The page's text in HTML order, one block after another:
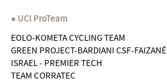
UCI ProTeam
EOLO-KOMETA CYCLING TEAM
GREEN PROJECT-BARDIANI CSF-FAIZANÉ
ISRAEL - PREMIER TECH
TEAM CORRATEC